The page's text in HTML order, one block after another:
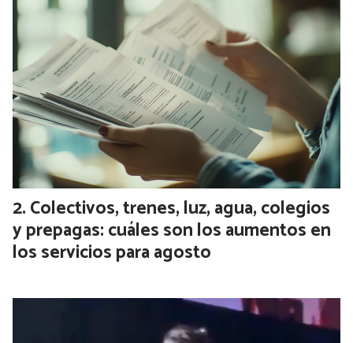
Cosquín Rock 2027 ya comenzó a
tomar forma: se agotaron las dos
primeras etapas de venta de entradas